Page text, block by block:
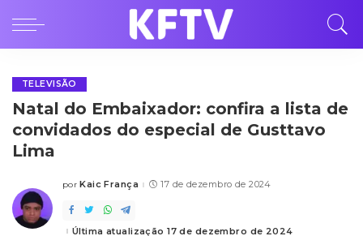
TELEVISÃO
Natal do Embaixador: confira a lista de
convidados do especial de Gusttavo
Lima
Posted
por Kaic França 17 de dezembro de 2024
Última atualização 17 de dezembro de 2024